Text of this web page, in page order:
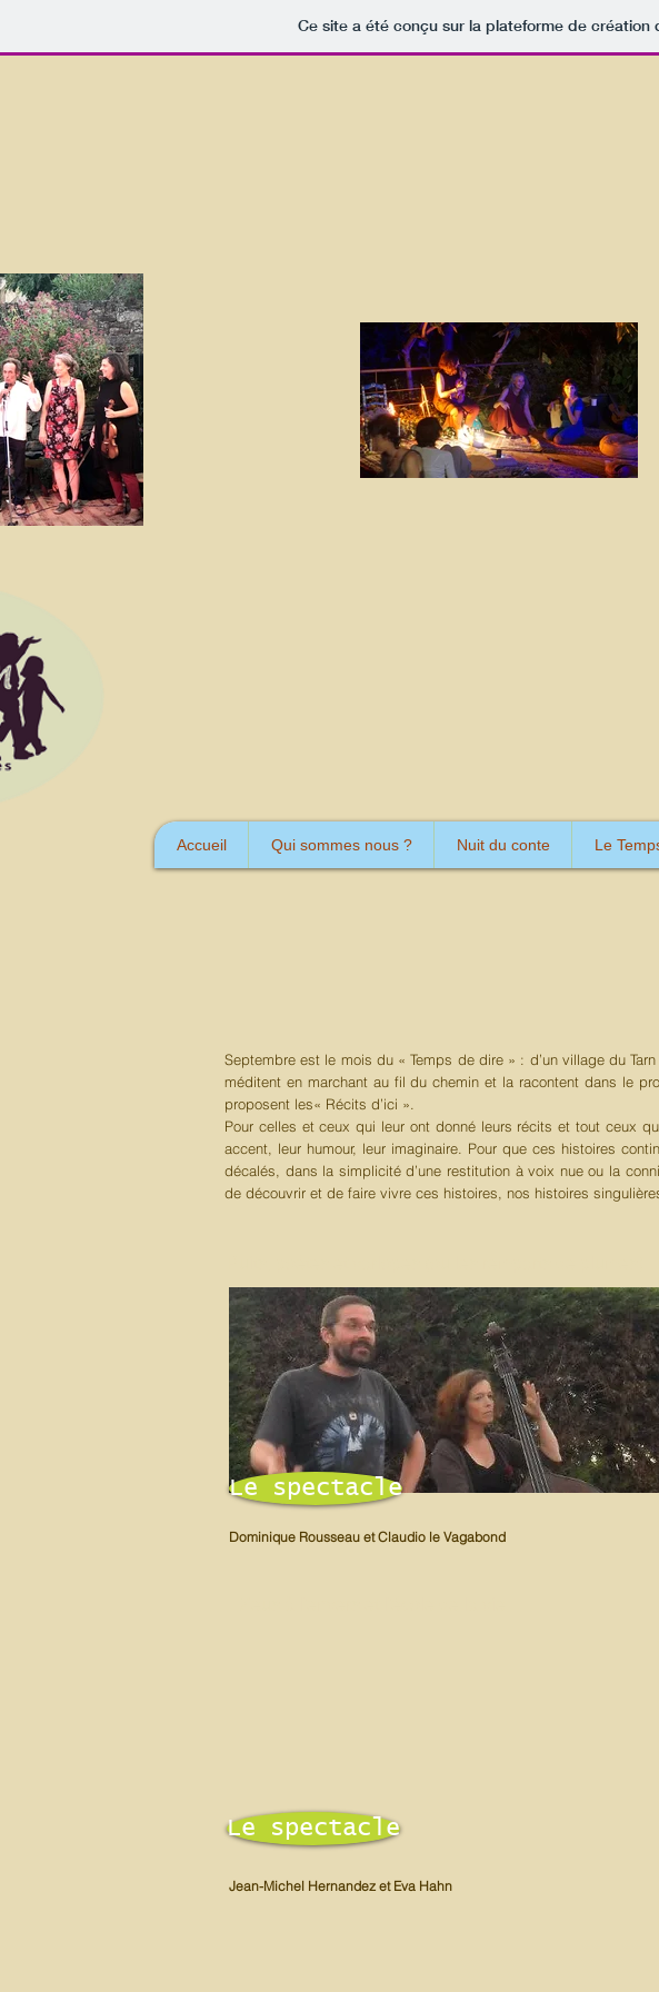
Ce site a été conçu sur la plateforme de création
Accueil Qui sommes nous ? Nuit du conte Le
Septembre est le mois du « Temps de dire » : d’un village du
méditent en marchant au fil du chemin et la racontent dans le
proposent les« Récits d’ici ».
Pour celles et ceux qui leur ont donné leurs récits et tout ceux
accent, leur humour, leur imaginaire. Pour que ces histoires
décalés, dans la simplicité d’une restitution à voix nue ou la
de découvrir et de faire vivre ces histoires, nos histoires
Le spectacle
Le spectacle
Jean-Michel Hernandez et Eva Hahn
Dominique Rousseau et Claudio le Vagabond